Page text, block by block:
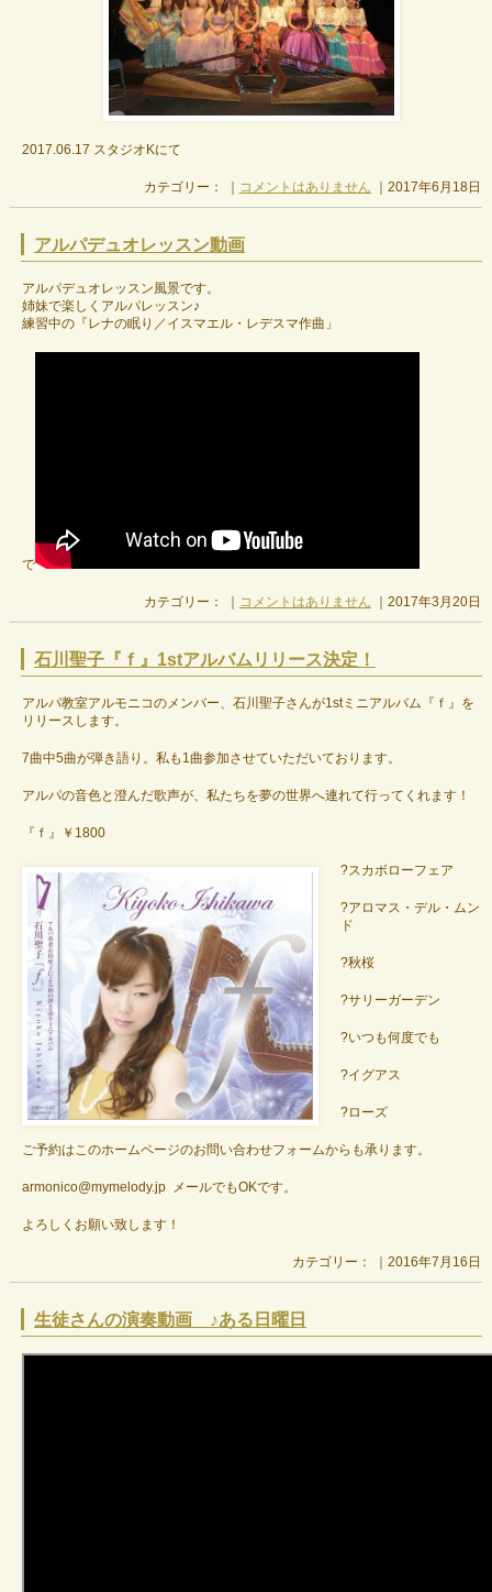
2017.06.17 スタジオKにて
カテゴリー： ｜ コメントはありません ｜2017年6月18日
アルパデュオレッスン動画
アルパデュオレッスン風景です。
姉妹で楽しくアルパレッスン♪
練習中の『レナの眠り／イスマエル・レデスマ作曲」
で
カテゴリー： ｜ コメントはありません ｜2017年3月20日
石川聖子『ｆ』1stアルバムリリース決定！
アルパ教室アルモニコのメンバー、石川聖子さんが1stミニアルバム『ｆ』を
リリースします。
7曲中5曲が弾き語り。私も1曲参加させていただいております。
アルパの音色と澄んだ歌声が、私たちを夢の世界へ連れて行ってくれます！
『ｆ』￥1800
?スカボローフェア
?アロマス・デル・ムン
ド
?秋桜
?サリーガーデン
?いつも何度でも
?イグアス
?ローズ
ご予約はこのホームページのお問い合わせフォームからも承ります。
armonico@mymelody.jp メールでもOKです。
よろしくお願い致します！
カテゴリー： ｜2016年7月16日
生徒さんの演奏動画 ♪ある日曜日